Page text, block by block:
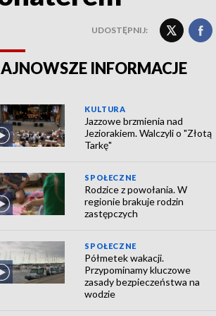
UDOSTĘPNIJ:
INFORMACJE
KULTURA
Jazzowe brzmienia nad
Jeziorakiem. Walczyli o "Złotą
Tarkę"
SPOŁECZNE
Rodzice z powołania. W
regionie brakuje rodzin
zastępczych
SPOŁECZNE
Półmetek wakacji.
Przypominamy kluczowe
zasady bezpieczeństwa na
wodzie